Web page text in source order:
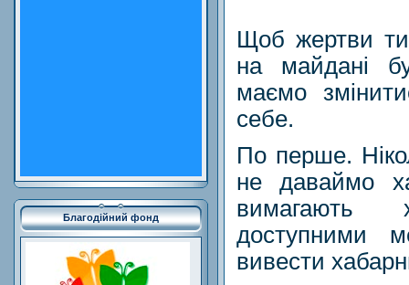
Благодійний фонд
Щоб жертви
на майдані
маємо
себе.
По перше.
не даваймо
доступними
вивести